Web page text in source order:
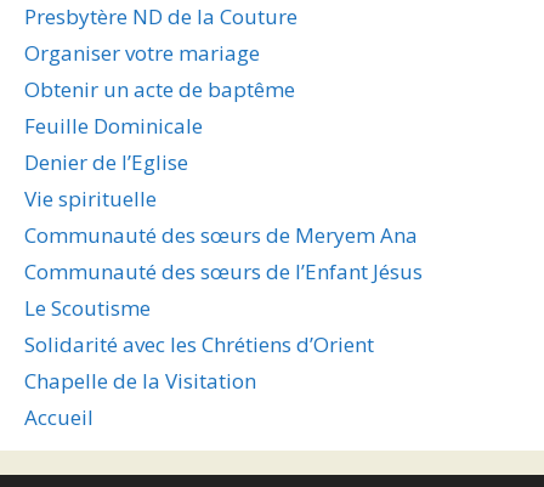
Presbytère ND de la Couture
Organiser votre mariage
Obtenir un acte de baptême
Feuille Dominicale
Denier de l’Eglise
Vie spirituelle
Communauté des sœurs de Meryem Ana
Communauté des sœurs de l’Enfant Jésus
Le Scoutisme
Solidarité avec les Chrétiens d’Orient
Chapelle de la Visitation
Accueil